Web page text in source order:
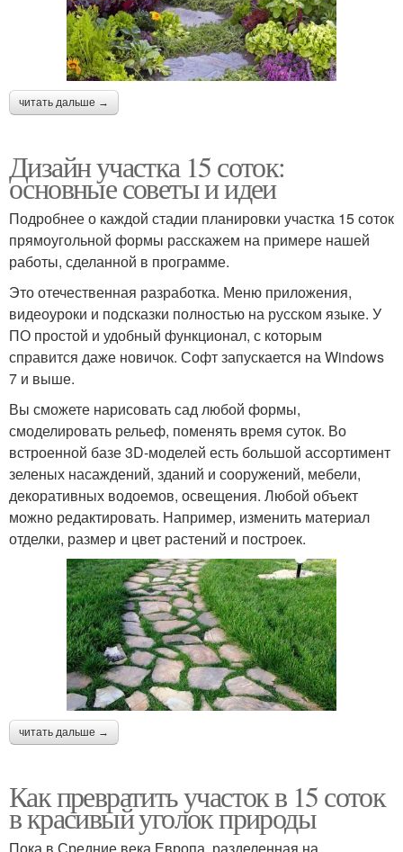
читать дальше →
Дизайн участка 15 соток:
основные советы и идеи
Подробнее о каждой стадии планировки участка 15 соток
прямоугольной формы расскажем на примере нашей
работы, сделанной в программе.
Это отечественная разработка. Меню приложения,
видеоуроки и подсказки полностью на русском языке. У
ПО простой и удобный функционал, с которым
справится даже новичок. Софт запускается на Windows
7 и выше.
Вы сможете нарисовать сад любой формы,
смоделировать рельеф, поменять время суток. Во
встроенной базе 3D-моделей есть большой ассортимент
зеленых насаждений, зданий и сооружений, мебели,
декоративных водоемов, освещения. Любой объект
можно редактировать. Например, изменить материал
отделки, размер и цвет растений и построек.
читать дальше →
Как превратить участок в 15 соток
в красивый уголок природы